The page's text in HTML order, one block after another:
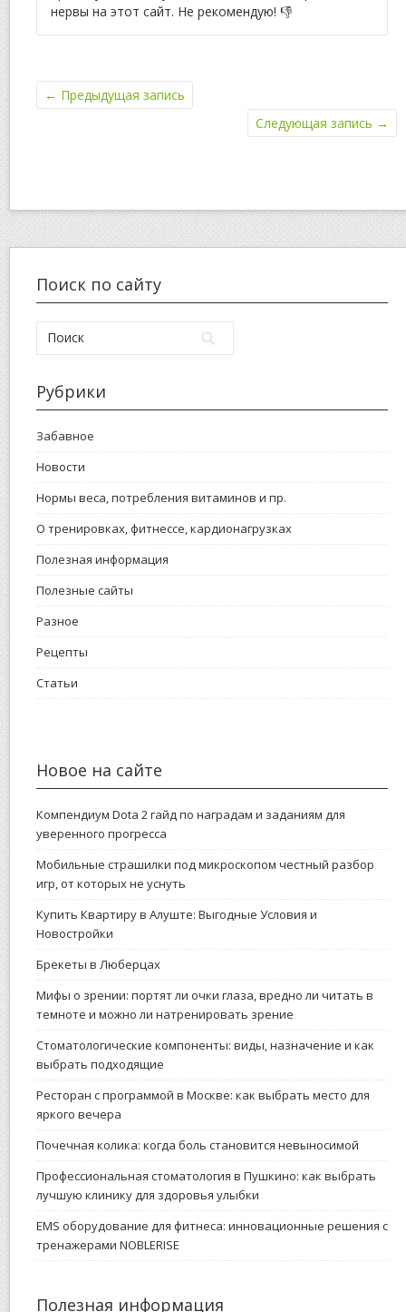
нервы на этот сайт. Не рекомендую! 👎
← Предыдущая запись
Следующая запись →
Поиск по сайту
Рубрики
Забавное
Новости
Нормы веса, потребления витаминов и пр.
О тренировках, фитнессе, кардионагрузках
Полезная информация
Полезные сайты
Разное
Рецепты
Статьи
Новое на сайте
Компендиум Dota 2 гайд по наградам и заданиям для
уверенного прогресса
Мобильные страшилки под микроскопом честный разбор
игр, от которых не уснуть
Купить Квартиру в Алуште: Выгодные Условия и
Новостройки
Брекеты в Люберцах
Мифы о зрении: портят ли очки глаза, вредно ли читать в
темноте и можно ли натренировать зрение
Стоматологические компоненты: виды, назначение и как
выбрать подходящие
Ресторан с программой в Москве: как выбрать место для
яркого вечера
Почечная колика: когда боль становится невыносимой
Профессиональная стоматология в Пушкино: как выбрать
лучшую клинику для здоровья улыбки
EMS оборудование для фитнеса: инновационные решения с
тренажерами NOBLERISE
Полезная информация